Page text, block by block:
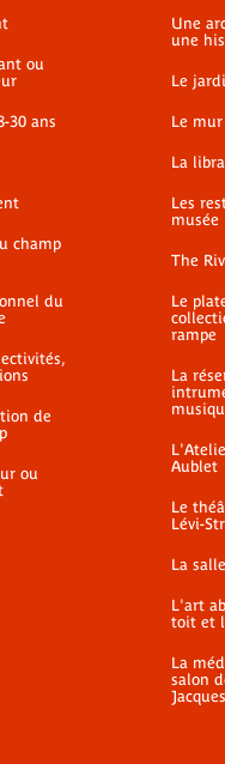
ou
30 ans
champ
du
de
ou
Une
une
Le
Le
La
Les
musée
The
Le
rampe
La
Aublet
Le
Lévi-
La
L'art
toit et
La
salon